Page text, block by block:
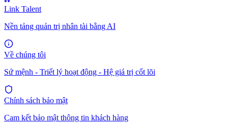
Link Talent
Nền tảng quản trị nhân tài bằng AI
Về chúng tôi
Sứ mệnh - Triết lý hoạt động - Hệ giá trị cốt lõi
Chính sách bảo mật
Cam kết bảo mật thông tin khách hàng